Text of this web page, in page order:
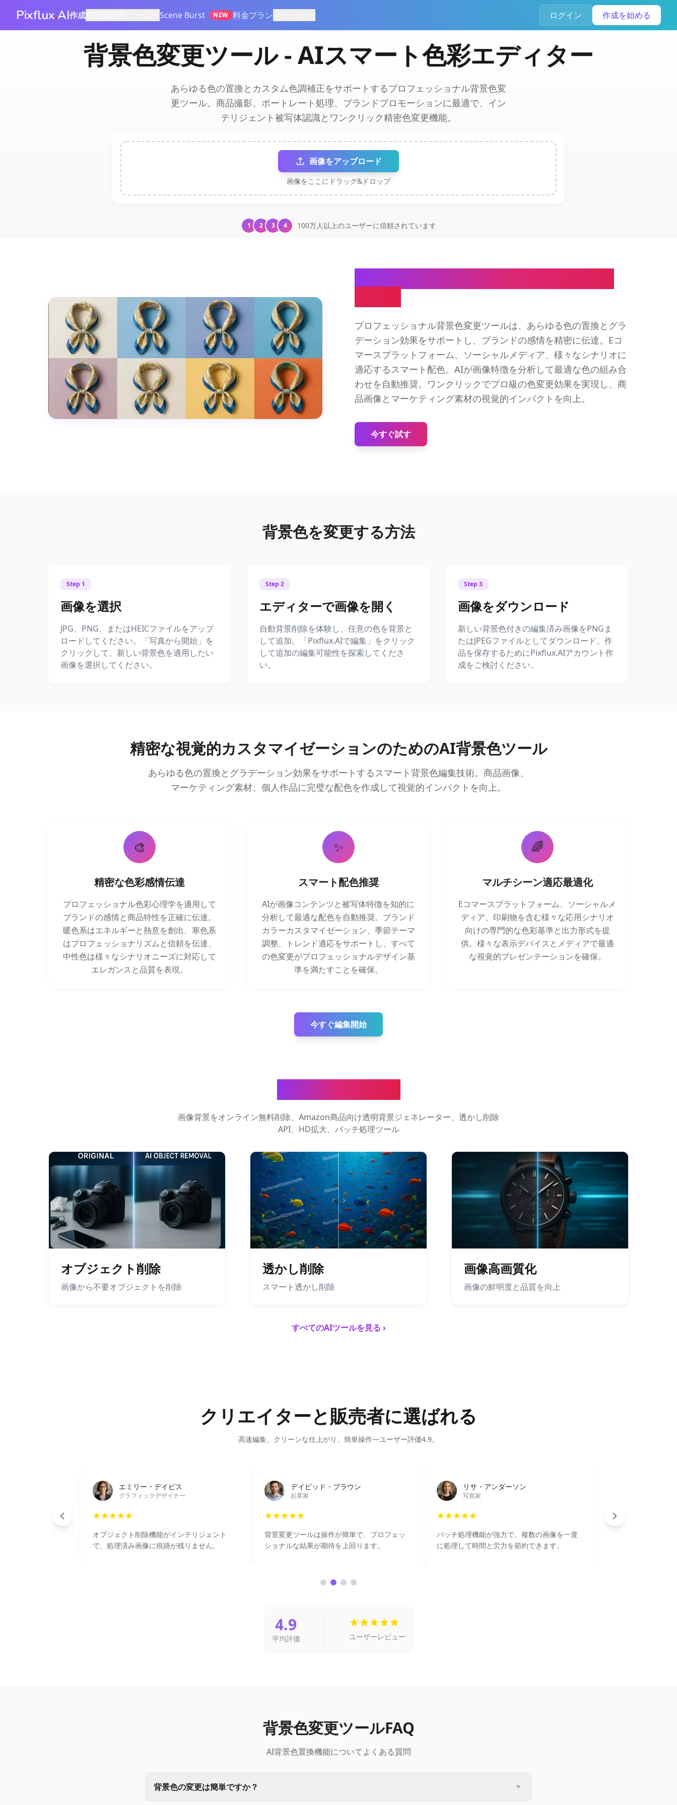
Pixflux.AI作成 Scene Burst NEW 料金プラン ログイン 作成を始める
背景色変更ツール - AIスマート色彩エディター
あらゆる色の置換とカスタム色調補正をサポートするプロフェッショナル背景色変
更ツール。商品撮影、ポートレート処理、ブランドプロモーションに最適で、イン
テリジェント被写体認識とワンクリック精密色変更機能。
画像をアップロード
画像をここにドラッグ&ドロップ
1 2 3 4 100万人以上のユーザーに信頼されています
プロフェッショナル背景色変更ツールは、あらゆる色の置換とグラ
デーション効果をサポートし、ブランドの感情を精密に伝達。Eコ
マースプラットフォーム、ソーシャルメディア、様々なシナリオに
適応するスマート配色。AIが画像特徴を分析して最適な色の組み合
わせを自動推奨。ワンクリックでプロ級の色変更効果を実現し、商
品画像とマーケティング素材の視覚的インパクトを向上。
今すぐ試す
背景色を変更する方法
Step 1
画像を選択
JPG、PNG、またはHEICファイルをアップ
ロードしてください。「写真から開始」を
クリックして、新しい背景色を適用したい
画像を選択してください。
Step 2
エディターで画像を開く
自動背景削除を体験し、任意の色を背景と
して追加。「Pixflux.AIで編集」をクリック
して追加の編集可能性を探索してくださ
い。
Step 3
画像をダウンロード
新しい背景色付きの編集済み画像をPNGま
たはJPEGファイルとしてダウンロード。作
品を保存するためにPixflux.AIアカウント作
成をご検討ください。
精密な視覚的カスタマイゼーションのためのAI背景色ツール
あらゆる色の置換とグラデーション効果をサポートするスマート背景色編集技術。商品画像、
マーケティング素材、個人作品に完璧な配色を作成して視覚的インパクトを向上。
🎨
精密な色彩感情伝達
プロフェッショナル色彩心理学を適用して
ブランドの感情と商品特性を正確に伝達。
暖色系はエネルギーと熱意を創出、寒色系
はプロフェッショナリズムと信頼を伝達、
中性色は様々なシナリオニーズに対応して
エレガンスと品質を表現。
✨
スマート配色推奨
AIが画像コンテンツと被写体特徴を知的に
分析して最適な配色を自動推奨。ブランド
カラーカスタマイゼーション、季節テーマ
調整、トレンド適応をサポートし、すべて
の色変更がプロフェッショナルデザイン基
準を満たすことを確保。
🌈
マルチシーン適応最適化
Eコマースプラットフォーム、ソーシャルメ
ディア、印刷物を含む様々な応用シナリオ
向けの専門的な色彩基準と出力形式を提
供。様々な表示デバイスとメディアで最適
な視覚的プレゼンテーションを確保。
今すぐ編集開始
画像背景をオンライン無料削除、Amazon商品向け透明背景ジェネレーター、透かし削除
API、HD拡大、バッチ処理ツール
オブジェクト削除
画像から不要オブジェクトを削除
透かし削除
スマート透かし削除
画像高画質化
画像の鮮明度と品質を向上
すべてのAIツールを見る ›
クリエイターと販売者に選ばれる
高速編集、クリーンな仕上がり、簡単操作—ユーザー評価4.9。
エミリー・デイビス
グラフィックデザイナー
オブジェクト削除機能がインテリジェント
で、処理済み画像に痕跡が残りません。
デイビッド・ブラウン
起業家
背景変更ツールは操作が簡単で、プロフェッ
ショナルな結果が期待を上回ります。
リサ・アンダーソン
写真家
バッチ処理機能が強力で、複数の画像を一度
に処理して時間と労力を節約できます。
4.9
平均評価 ユーザーレビュー
背景色変更ツールFAQ
AI背景色置換機能についてよくある質問
背景色の変更は簡単ですか？